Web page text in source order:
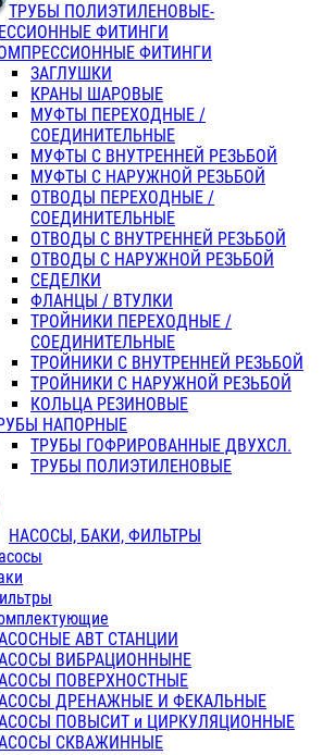
ТРУБЫ ПОЛИЭТИЛЕНОВЫЕ-
ФИТИНГИ
ФИТИНГИ
ЗАГЛУШКИ
КРАНЫ ШАРОВЫЕ
МУФТЫ ПЕРЕХОДНЫЕ /
СОЕДИНИТЕЛЬНЫЕ
МУФТЫ С ВНУТРЕННЕЙ РЕЗЬБОЙ
МУФТЫ С НАРУЖНОЙ РЕЗЬБОЙ
ОТВОДЫ ПЕРЕХОДНЫЕ /
СОЕДИНИТЕЛЬНЫЕ
ОТВОДЫ С ВНУТРЕННЕЙ РЕЗЬБОЙ
ОТВОДЫ С НАРУЖНОЙ РЕЗЬБОЙ
СЕДЕЛКИ
ФЛАНЦЫ / ВТУЛКИ
ТРОЙНИКИ ПЕРЕХОДНЫЕ /
СОЕДИНИТЕЛЬНЫЕ
ТРОЙНИКИ С ВНУТРЕННЕЙ РЕЗЬБОЙ
ТРОЙНИКИ С НАРУЖНОЙ РЕЗЬБОЙ
КОЛЬЦА РЕЗИНОВЫЕ
НАПОРНЫЕ
ТРУБЫ ГОФРИРОВАННЫЕ ДВУХСЛ.
ТРУБЫ ПОЛИЭТИЛЕНОВЫЕ
НАСОСЫ, БАКИ, ФИЛЬТРЫ
АВТ СТАНЦИИ
ВИБРАЦИОННЫНЕ
ПОВЕРХНОСТНЫЕ
ДРЕНАЖНЫЕ И ФЕКАЛЬНЫЕ
ПОВЫСИТ и ЦИРКУЛЯЦИОННЫЕ
СКВАЖИННЫЕ